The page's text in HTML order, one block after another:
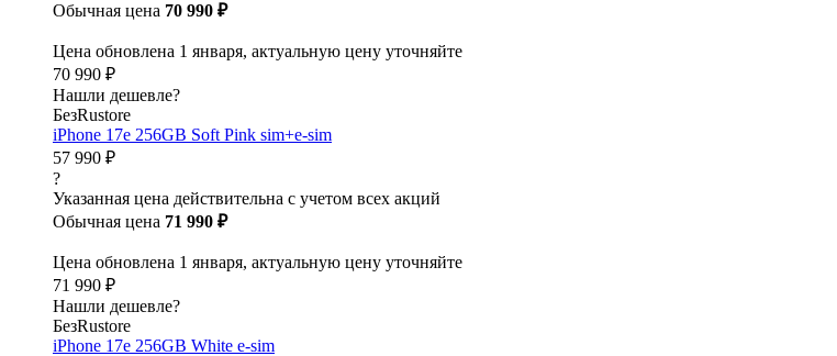
Обычная цена 70 990 ₽
Цена обновлена 1 января, актуальную цену уточняйте
70 990 ₽
Нашли дешевле?
БезRustore
iPhone 17e 256GB Soft Pink sim+e-sim
57 990 ₽
?
Указанная цена действительна с учетом всех акций
Обычная цена 71 990 ₽
Цена обновлена 1 января, актуальную цену уточняйте
71 990 ₽
Нашли дешевле?
БезRustore
iPhone 17e 256GB White e-sim